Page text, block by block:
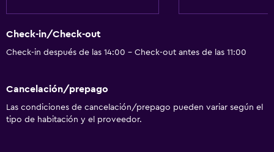
Ascensor disponible
Hipoalergénico
Estacionamiento accesible
Áreas designadas para fumadores
Actividades
Check-in/Check-out
Check-in después de las 14:00 - Check-out antes de las 11:00
Cancelación/prepago
Las condiciones de cancelación/prepago pueden variar según el
tipo de habitación y el proveedor.